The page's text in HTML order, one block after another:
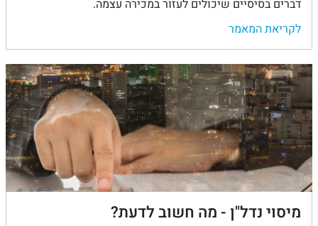
דברים בסיסיים שיכולים לעזור במכירה עצמה.
לקריאת המאמר
מיסוי נדל"ן - מה חשוב לדעת?